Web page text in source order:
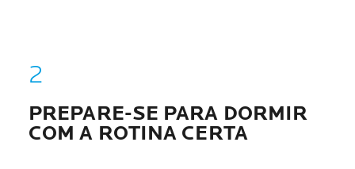
PREPARE-SE PARA DORMIR
COM A ROTINA CERTA